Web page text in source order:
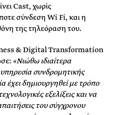
Cast, χωρίς
σύνδεση Wi Fi, και η
της τηλεόραση του.
& Digital Transformation
«Νιώθω ιδιαίτερα
συνδρομητικής
έχει δημιουργηθεί με τρόπο
εξελίξεις και να
του σύγχρονου